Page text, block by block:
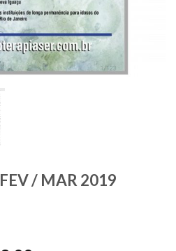
/ MAR 2019